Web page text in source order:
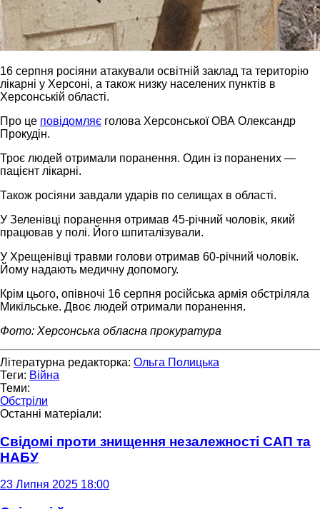
16 серпня росіяни атакували освітній заклад та територію
лікарні у Херсоні, а також низку населених пунктів в
Херсонській області.
Про це повідомляє голова Херсонської ОВА Олександр
Прокудін.
Троє людей отримали поранення. Один із поранених —
пацієнт лікарні.
Також росіяни завдали ударів по селищах в області.
У Зеленівці поранення отримав 45-річний чоловік, який
працював у полі. Його шпиталізували.
У Хрещенівці травми голови отримав 60-річний чоловік.
Йому надають медичну допомогу.
Крім цього, опівночі 16 серпня російська армія обстріляла
Микільське. Двоє людей отримали поранення.
Фото: Херсонська обласна прокуратура
Літературна редакторка: Ольга Полицька
Теги: Війна
Теми:
Обстріли
Останні матеріали:
Свідомі проти знищення незалежності САП та
НАБУ
23 Липня 2025 18:00